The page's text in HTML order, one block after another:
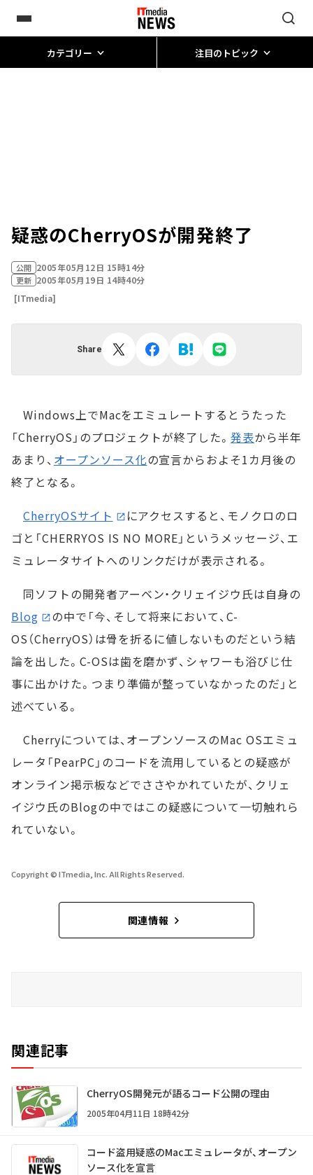
カテゴリー 注目のトピック
疑惑のCherryOSが開発終了
公開 2005年05月12日 15時14分
更新 2005年05月19日 14時40分
[ITmedia]
Share
Windows上でMacをエミュレートするとうたった
「CherryOS」のプロジェクトが終了した。発表から半年
あまり、 オープンソース化の宣言からおよそ1カ月後の
終了となる。
CherryOSサイト
にアクセスすると、モノクロのロ
ゴと「CHERRYOS IS NO MORE」というメッセージ、エ
ミュレータサイトへのリンクだけが表示される。
同ソフトの開発者アーベン・クリェイジウ氏は自身の
Blog
の中で「今、そして将来において、C-
OS（CherryOS）は骨を折るに値しないものだという結
論を出した。C-OSは歯を磨かず、シャワーも浴びじ仕
事に出かけた。つまり準備が整っていなかったのだ」と
述べている。
Cherryについては、オープンソースのMac OSエミュ
レータ「PearPC」のコードを流用しているとの疑惑が
オンライン掲示板などでささやかれていたが、クリェ
イジウ氏のBlogの中ではこの疑惑について一切触れら
れていない。
Copyright © ITmedia, Inc. All Rights Reserved.
関連情報
関連記事
CherryOS開発元が語るコード公開の理由
2005年04月11日 18時42分
コード盗用疑惑のMacエミュレータが、オープン
ソース化を宣言